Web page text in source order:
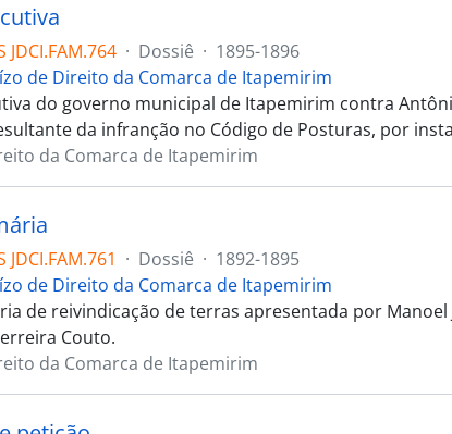
JDCI.FAM.764 · Dossiê · 1895-1896
de Direito da Comarca de Itapemirim
do governo municipal de Itapemirim contra
da infranção no Código de Posturas, por
da Comarca de Itapemirim
JDCI.FAM.761 · Dossiê · 1892-1895
de Direito da Comarca de Itapemirim
de reivindicação de terras apresentada por
Couto.
da Comarca de Itapemirim